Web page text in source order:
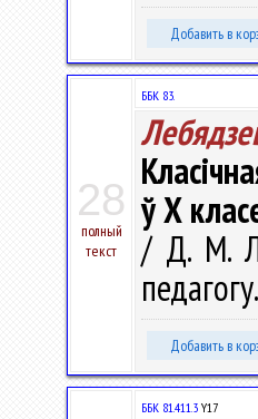
Добавить в
28
полный
текст
ББК 83.
ў Х
/ Д. М.
Добавить в
ББК 81.411.3 Y17